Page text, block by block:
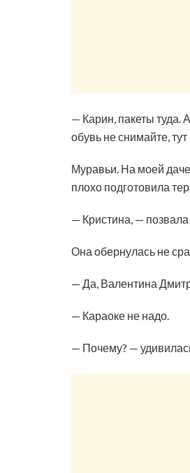
— Карин, пакеты туда.
обувь не снимайте,
Муравьи. На моей
плохо подготовила
— Кристина, — позвала
Она обернулась не
— Да, Валентина
— Караоке не надо.
— Почему? —